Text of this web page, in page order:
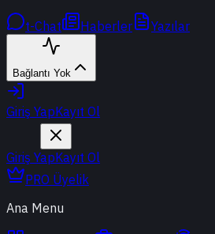
t-Chat Haberler Yazılar
Bağlantı Yok
Giriş YapKayıt Ol
Giriş YapKayıt Ol
PRO Üyelik
Ana Menu